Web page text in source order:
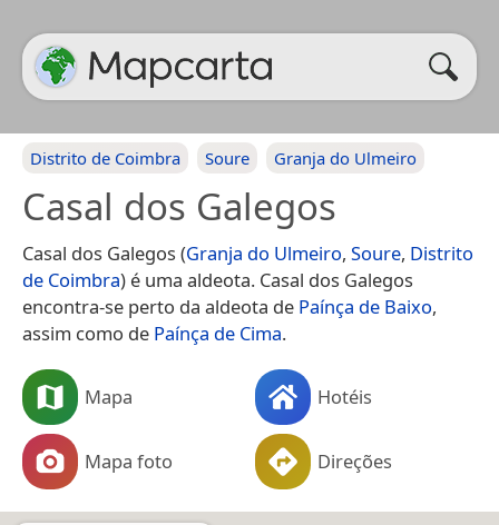
Distrito de Coimbra Soure Granja do Ulmeiro
Casal dos Galegos
Casal dos Galegos (Granja do Ulmeiro, Soure, Distrito
de Coimbra) é uma aldeota. Casal dos Galegos
encontra-se perto da aldeota de Paínça de Baixo,
assim como de Paínça de Cima.
Mapa Hotéis
Mapa foto Direções